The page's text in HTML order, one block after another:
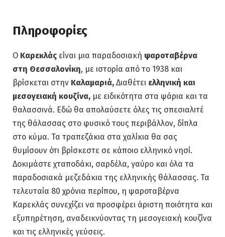
Πληροφορίες
Ο Καρεκλάς είναι μια παραδοσιακή ψαροταβέρνα
στη Θεσσαλονίκη, με ιστορία από το 1938 και
βρίσκεται στην Καλαμαριά, Διαθέτει ελληνική και
μεσογειακή κουζίνα, με ειδικότητα στα ψάρια και τα
θαλασσινά. Εδώ θα απολαύσετε όλες τις σπεσιαλιτέ
της θάλασσας στο φυσικό τους περιβάλλον, δίπλα
στο κύμα. Τα τραπεζάκια στα χαλίκια θα σας
θυμίσουν ότι βρίσκεστε σε κάποιο ελληνικό νησί.
Δοκιμάστε χταποδάκι, σαρδέλα, γαύρο και όλα τα
παραδοσιακά μεζεδάκια της ελληνικής θάλασσας. Τα
τελευταία 80 χρόνια περίπου, η ψαροταβέρνα
Καρεκλάς συνεχίζει να προσφέρει άριστη ποιότητα και
εξυπηρέτηση, αναδεικνύοντας τη μεσογειακή κουζίνα
και τις ελληνικές γεύσεις.